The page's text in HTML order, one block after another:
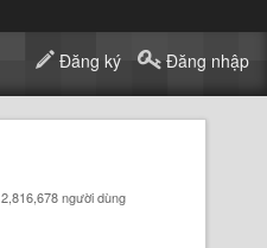
Đăng ký Đăng nhập
2,816,678 người dùng